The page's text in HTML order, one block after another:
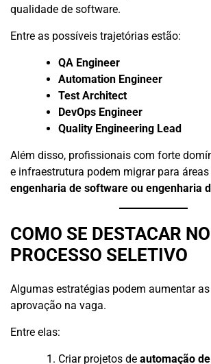
qualidade de software.
Entre as possíveis trajetórias estão:
QA Engineer
Automation Engineer
Test Architect
DevOps Engineer
Quality Engineering Lead
Além disso, profissionais com forte
e infraestrutura podem migrar para
engenharia de software ou engenharia
COMO SE DESTACAR NO
PROCESSO SELETIVO
Algumas estratégias podem aumentar
aprovação na vaga.
Entre elas:
Criar projetos de automação